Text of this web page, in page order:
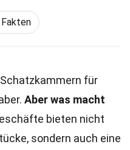
für
Aber was macht
bieten nicht
sondern auch eine